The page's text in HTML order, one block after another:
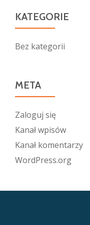
KATEGORIE
Bez kategorii
META
Zaloguj się
Kanał wpisów
Kanał komentarzy
WordPress.org